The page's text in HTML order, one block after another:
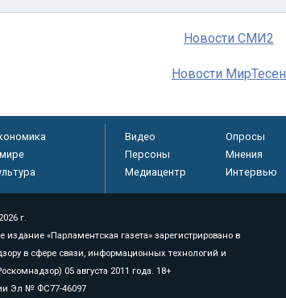
Новости СМИ2
Новости МирТесен
Видео Опросы
Персоны
Мнения
Медиацентр
Интервью
г.
издание «Парламентская газета» зарегистрировано в
в сфере связи, информационных технологий и
05 августа 2011 года. 18+
Эл № ФС77-46097